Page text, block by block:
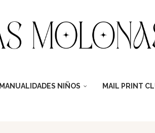
MANUALIDADES NIÑOS MAIL PRINT